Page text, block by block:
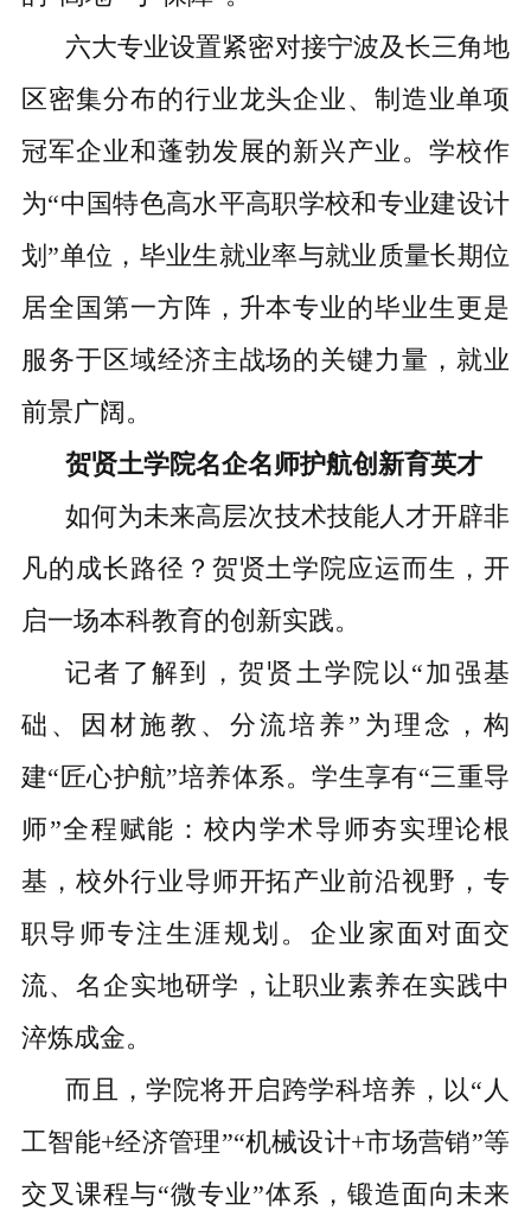
六大专业设置紧密对接宁波及长三角地
区密集分布的行业龙头企业、制造业单项
冠军企业和蓬勃发展的新兴产业。学校作
为“中国特色高水平高职学校和专业建设计
划”单位，毕业生就业率与就业质量长期位
居全国第一方阵，升本专业的毕业生更是
服务于区域经济主战场的关键力量，就业
前景广阔。
贺贤土学院名企名师护航创新育英才
如何为未来高层次技术技能人才开辟非
凡的成长路径？贺贤土学院应运而生，开
启一场本科教育的创新实践。
记者了解到，贺贤土学院以“加强基
础、因材施教、分流培养”为理念，构
建“匠心护航”培养体系。学生享有“三重导
师”全程赋能：校内学术导师夯实理论根
基，校外行业导师开拓产业前沿视野，专
职导师专注生涯规划。企业家面对面交
流、名企实地研学，让职业素养在实践中
淬炼成金。
而且，学院将开启跨学科培养，以“人
工智能+经济管理”“机械设计+市场营销”等
交叉课程与“微专业”体系，锻造面向未来